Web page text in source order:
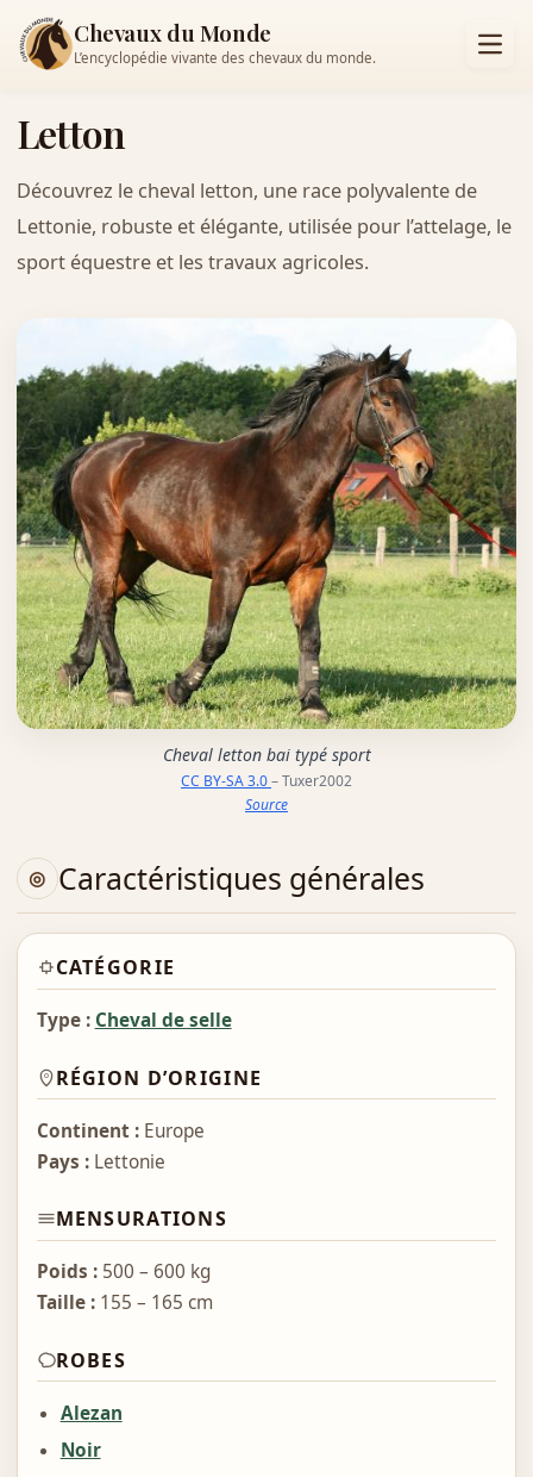
Chevaux du Monde
L’encyclopédie vivante des chevaux du monde.
Letton
Découvrez le cheval letton, une race polyvalente de
Lettonie, robuste et élégante, utilisée pour l’attelage, le
sport équestre et les travaux agricoles.
Cheval letton bai typé sport
CC BY-SA 3.0– Tuxer2002
Source
Caractéristiques générales
CATÉGORIE
Type : Cheval de selle
RÉGION D’ORIGINE
Continent :Europe
Pays :Lettonie
MENSURATIONS
Poids :500 – 600 kg
Taille :155 – 165 cm
ROBES
Alezan
Noir